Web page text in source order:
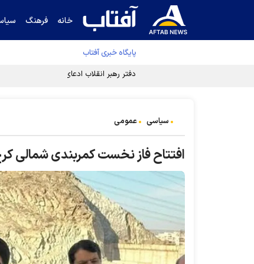
خانه فرهنگ
پایگاه خبری آفتاب
دفتر رهبر انقلاب ادعای خرازی درباره
سیاسی عمومی
افتتاح فاز نخست کمربندی شمالی